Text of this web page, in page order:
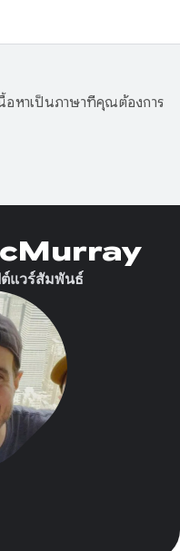
อหาเป็นภาษาที่คุณต้องการ
แวร์สัมพันธ์